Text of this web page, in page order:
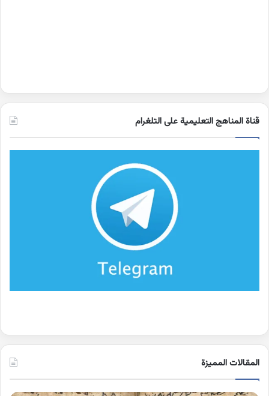
قناة المناهج التعليمية على التلغرام
المقالات المميزة